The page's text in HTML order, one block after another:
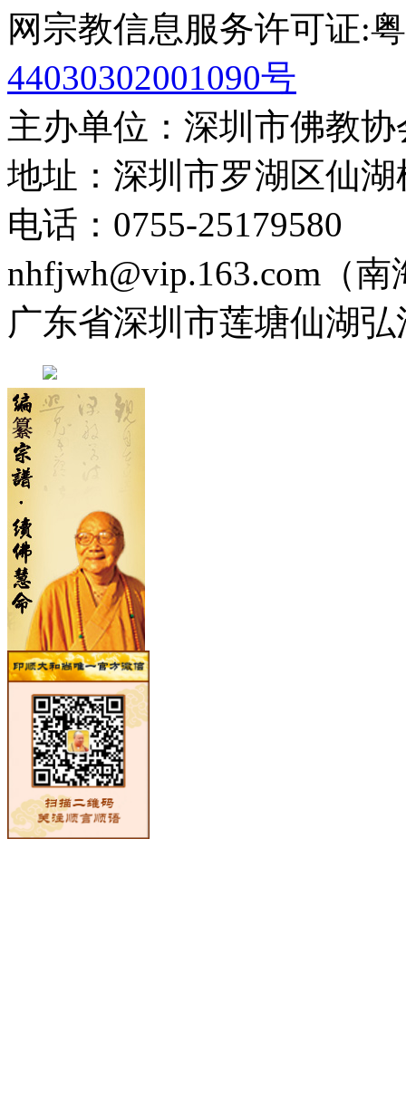
网宗教信息服务许可证:
44030302001090号
主办单位：深圳市佛教
地址：深圳市罗湖区仙
电话：0755-25179580
nhfjwh@vip.163.com（南
广东省深圳市莲塘仙湖弘